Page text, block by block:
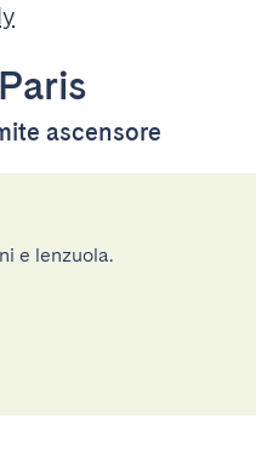
Paris
ascensore
e lenzuola.